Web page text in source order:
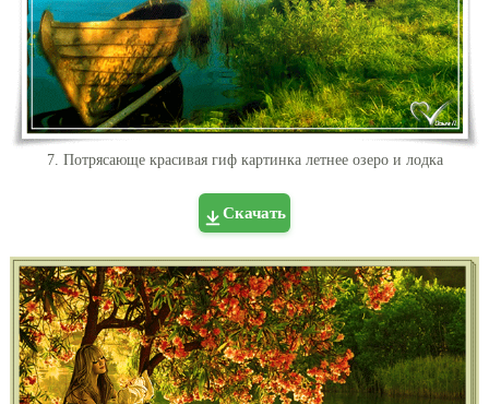
7. Потрясающе красивая гиф картинка летнее озеро и лодка
Скачать